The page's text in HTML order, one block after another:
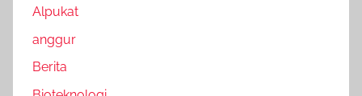
Alpukat
anggur
Berita